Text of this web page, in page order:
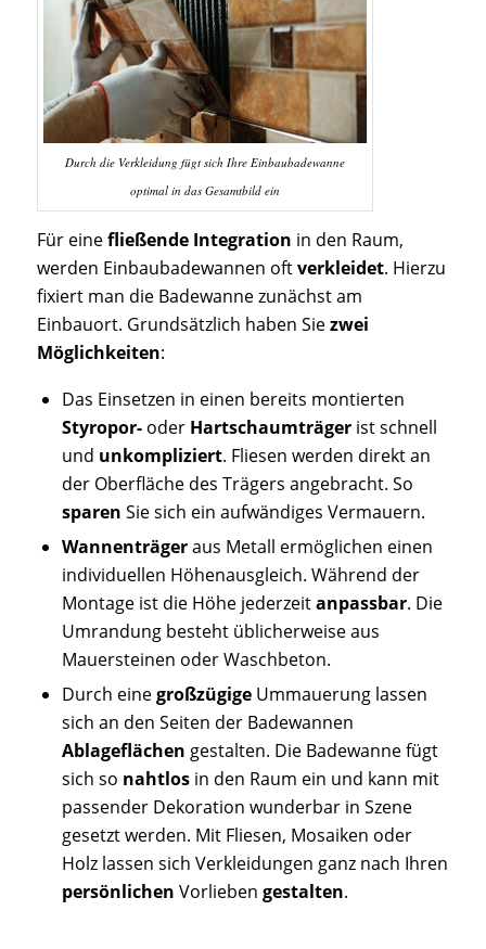
Durch die Verkleidung fügt sich Ihre Einbaubadewanne
optimal in das Gesamtbild ein
Für einefließende Integration in den Raum,
werden Einbaubadewannen oftverkleidet. Hierzu
fixiert man die Badewanne zunächst am
Einbauort. Grundsätzlich haben Siezwei
Möglichkeiten:
Das Einsetzen in einen bereits montierten
Styropor-oder Hartschaumträgerist schnell
und unkompliziert. Fliesen werden direkt an
der Oberfläche des Trägers angebracht. So
sparen Sie sich ein aufwändiges Vermauern.
Wannenträgeraus Metall ermöglichen einen
individuellen Höhenausgleich. Während der
Montage ist die Höhe jederzeitanpassbar. Die
Umrandung besteht üblicherweise aus
Mauersteinen oder Waschbeton.
Durch einegroßzügige Ummauerung lassen
sich an den Seiten der Badewannen
Ablageflächen gestalten. Die Badewanne fügt
sich so nahtlosin den Raum ein und kann mit
passender Dekoration wunderbar in Szene
gesetzt werden. Mit Fliesen, Mosaiken oder
Holz lassen sich Verkleidungen ganz nach Ihren
persönlichen Vorlieben gestalten.